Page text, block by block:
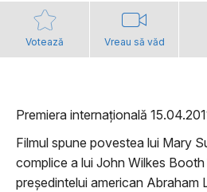
Votează Vreau să văd
Premiera internațională
Filmul spune povestea lui Mary
complice a lui John Wilkes
președintelui american Abraham